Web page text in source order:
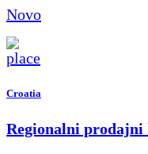
Novo
Croatia
Regionalni